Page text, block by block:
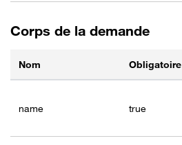
Corps de la demande
Nom Obligatoire
name true